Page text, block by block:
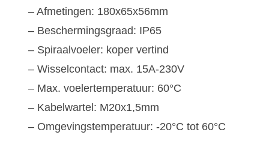
– Afmetingen: 180x65x56mm
– Beschermingsgraad: IP65
– Spiraalvoeler: koper vertind
– Wisselcontact: max. 15A-230V
– Max. voelertemperatuur: 60°C
– Kabelwartel: M20x1,5mm
– Omgevingstemperatuur: -20°C tot 60°C